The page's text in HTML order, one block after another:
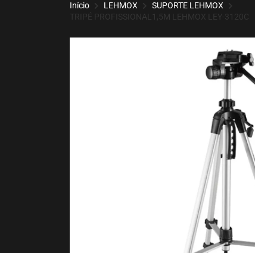
Início LEHMOX
SUPORTE LEHMOX
TRIPÉ PROFISSIONAL1,5M LEHMOX LEY-3120C